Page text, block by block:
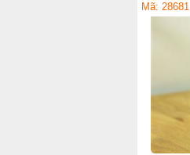
Mã: 28681